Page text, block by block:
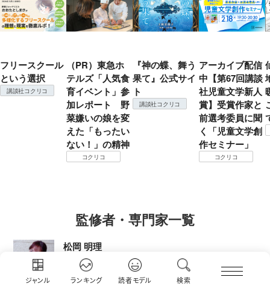
ジャンル ランキング 読者モデル 検索
フリースクール
という選択
講談社コクリコ
（PR）東急ホ
テルズ「人気食
育イベント」参
加レポート 野
菜嫌いの娘を変
えた「もったい
ない！」の精神
コクリコ
『神の蝶、舞う
果て』公式サイ
ト
講談社コクリコ
アーカイブ配信
中【第67回講談
社児童文学新人
賞】受賞作家と
前選考委員に聞
く「児童文学創
作セミナー」
コクリコ
監修者・専門家一覧
松岡 明理
料理研究家
２児の母。幼少期から祖母、母と一緒に毎日の